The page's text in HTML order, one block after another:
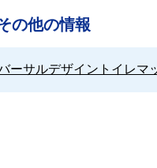
の他の情報
ーサルデザイントイレマ